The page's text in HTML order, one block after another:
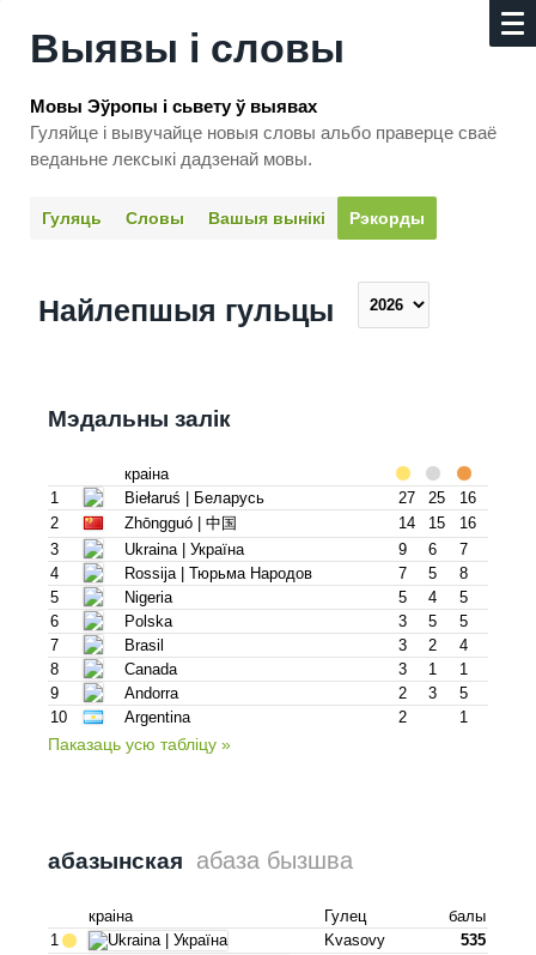
Выявы і словы
Мовы Эўропы і сьвету ў выявах
Гуляйце і вывучайце новыя словы альбо праверце сваё
веданьне лексыкі дадзенай мовы.
Гуляць Словы Вашыя вынікі Рэкорды
Найлепшыя гульцы
Мэдальны залік
краіна
1
Biełaruś | Беларусь 27 25
16
2
Zhōngguó | 中国 14 15
16
3
Ukraina | Украïна 9 6
7
4
Rossija | Тюрьма Народов 7 5
8
5
Nigeria 5 4
5
6
Polska 3 5
5
7
Brasil 3 2
4
8
Canada 3 1
1
9
Andorra 2 3
5
10
Argentina 2 1
Паказаць усю табліцу »
абазынская абаза бызшва
краіна Гулец
балы
1
Kvasovy
535